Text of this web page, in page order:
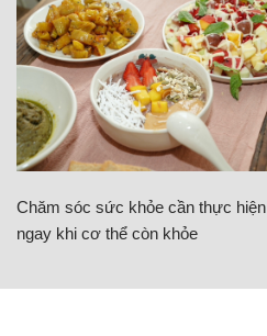
Chăm sóc sức khỏe cần thực hiện
ngay khi cơ thể còn khỏe